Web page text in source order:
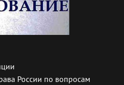
России по вопросам